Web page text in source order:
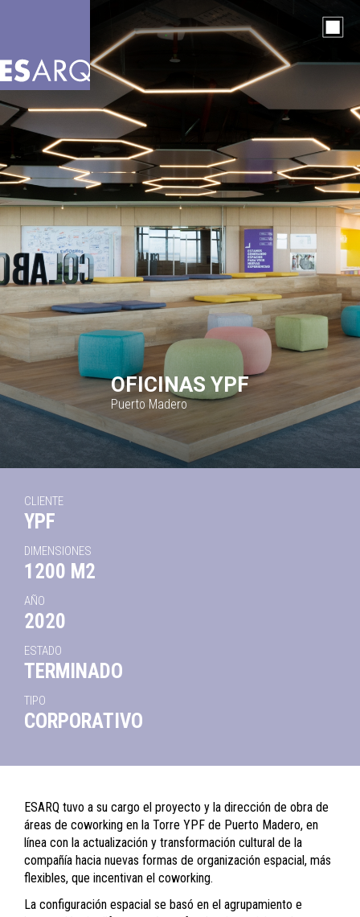
OFICINAS YPF
Puerto Madero
CLIENTE
YPF
DIMENSIONES
1200 M2
AÑO
2020
ESTADO
TERMINADO
TIPO
CORPORATIVO
ESARQ tuvo a su cargo el proyecto y la dirección de obra de
áreas de coworking en la Torre YPF de Puerto Madero, en
línea con la actualización y transformación cultural de la
compañía hacia nuevas formas de organización espacial, más
flexibles, que incentivan el coworking.
La configuración espacial se basó en el agrupamiento e